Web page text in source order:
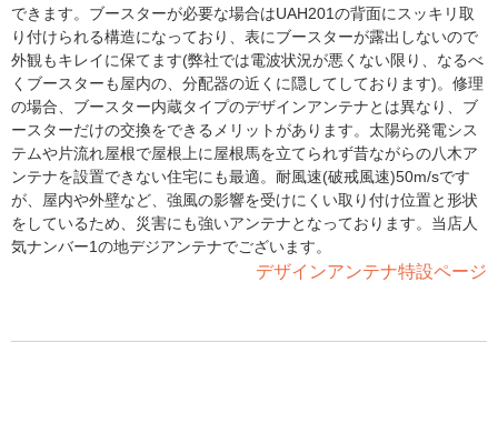
できます。ブースターが必要な場合はUAH201の背面にスッキリ取
り付けられる構造になっており、表にブースターが露出しないので
外観もキレイに保てます(弊社では電波状況が悪くない限り、なるべ
くブースターも屋内の、分配器の近くに隠してしております)。修理
の場合、ブースター内蔵タイプのデザインアンテナとは異なり、ブ
ースターだけの交換をできるメリットがあります。太陽光発電シス
テムや片流れ屋根で屋根上に屋根馬を立てられず昔ながらの八木ア
ンテナを設置できない住宅にも最適。耐風速(破戒風速)50m/sです
が、屋内や外壁など、強風の影響を受けにくい取り付け位置と形状
をしているため、災害にも強いアンテナとなっております。当店人
気ナンバー1の地デジアンテナでございます。
デザインアンテナ特設ページ